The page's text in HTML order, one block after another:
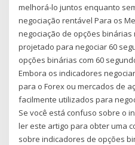
melhorá-lo juntos enquanto
negociação rentável Para os
negociação de opções binárias
projetado para negociar 60
opções binárias com 60
Embora os indicadores
para o Forex ou mercados de
facilmente utilizados para
Se você está confuso sobre o
ler este artigo para obter uma
sobre indicadores de opções